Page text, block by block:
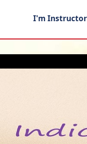
I'm Instructor